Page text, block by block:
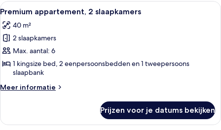
slaapkamer
Alle
foto's
voor
Premium
appartement,
2
slaapkamers
laden
Een eetgedeelte met een tafel voor
8
Premium appartement, 2 slaapkamers
40 m²
2 slaapkamers
Max. aantal: 6
1 kingsize bed, 2 eenpersoonsbedden en 1 tweepersoons
slaapbank
Meer informatie
Meer
appartement,
Prijzen voor je datums bekijken